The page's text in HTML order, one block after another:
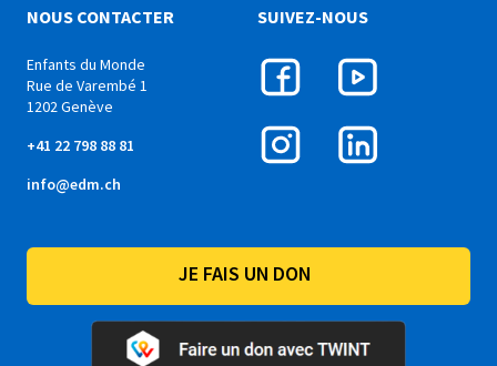
NOUS CONTACTER
Enfants du Monde
Rue de Varembé 1
1202 Genève
+41 22 798 88 81
info@edm.ch
SUIVEZ-NOUS
JE FAIS UN DON